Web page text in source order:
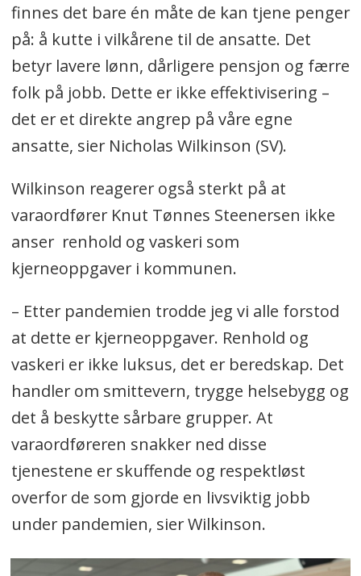
finnes det bare én måte de kan tjene penger
på: å kutte i vilkårene til de ansatte. Det
betyr lavere lønn, dårligere pensjon og færre
folk på jobb. Dette er ikke effektivisering –
det er et direkte angrep på våre egne
ansatte, sier Nicholas Wilkinson (SV).
Wilkinson reagerer også sterkt på at
varaordfører Knut Tønnes Steenersen ikke
anser renhold og vaskeri som
kjerneoppgaver i kommunen.
– Etter pandemien trodde jeg vi alle forstod
at dette er kjerneoppgaver. Renhold og
vaskeri er ikke luksus, det er beredskap. Det
handler om smittevern, trygge helsebygg og
det å beskytte sårbare grupper. At
varaordføreren snakker ned disse
tjenestene er skuffende og respektløst
overfor de som gjorde en livsviktig jobb
under pandemien, sier Wilkinson.